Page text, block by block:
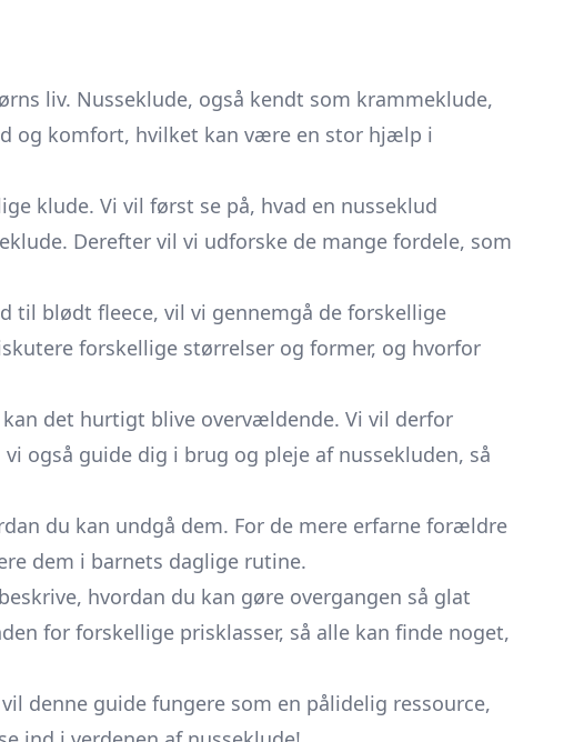
liv. Nusseklude, også kendt som krammeklude,
og komfort, hvilket kan være en stor hjælp i
klude. Vi vil først se på, hvad en nusseklud
Derefter vil vi udforske de mange fordele, som
til blødt fleece, vil vi gennemgå de forskellige
forskellige størrelser og former, og hvorfor
det hurtigt blive overvældende. Vi vil derfor
også guide dig i brug og pleje af nussekluden, så
du kan undgå dem. For de mere erfarne forældre
dem i barnets daglige rutine.
hvordan du kan gøre overgangen så glat
for forskellige prisklasser, så alle kan finde noget,
denne guide fungere som en pålidelig ressource,